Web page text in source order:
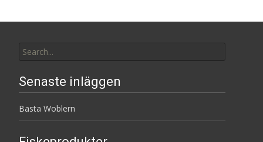
for:
Senaste inläggen
Bästa Woblern